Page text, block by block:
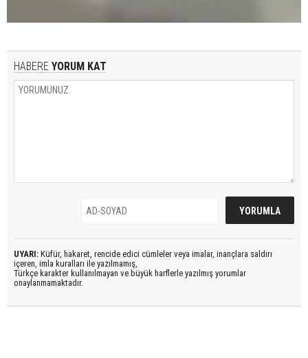
HABERE YORUM KAT
UYARI: Küfür, hakaret, rencide edici cümleler veya imalar, inançlara saldırı
içeren, imla kuralları ile yazılmamış,
Türkçe karakter kullanılmayan ve büyük harflerle yazılmış yorumlar
onaylanmamaktadır.